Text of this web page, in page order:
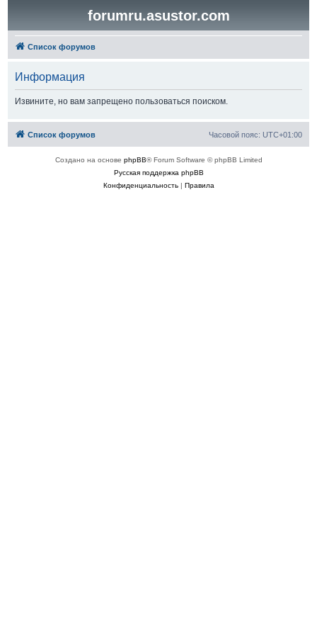
forumru.asustor.com
Список форумов
Информация
Извините, но вам запрещено пользоваться поиском.
Список форумов Часовой пояс: UTC+01:00
Создано на основе phpBB® Forum Software © phpBB Limited
Русская поддержка phpBB
Конфиденциальность| Правила